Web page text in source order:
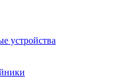
устройства